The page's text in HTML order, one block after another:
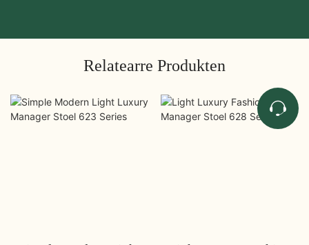
Relatearre Produkten